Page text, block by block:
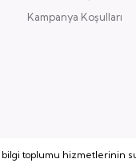
toplumu
Kampanya Koşulları